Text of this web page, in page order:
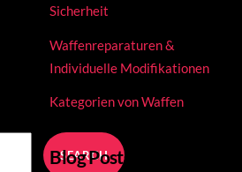
SEARCH
Sicherheit
Waffenreparaturen &
Individuelle Modifikationen
Kategorien von Waffen
Blog Posts